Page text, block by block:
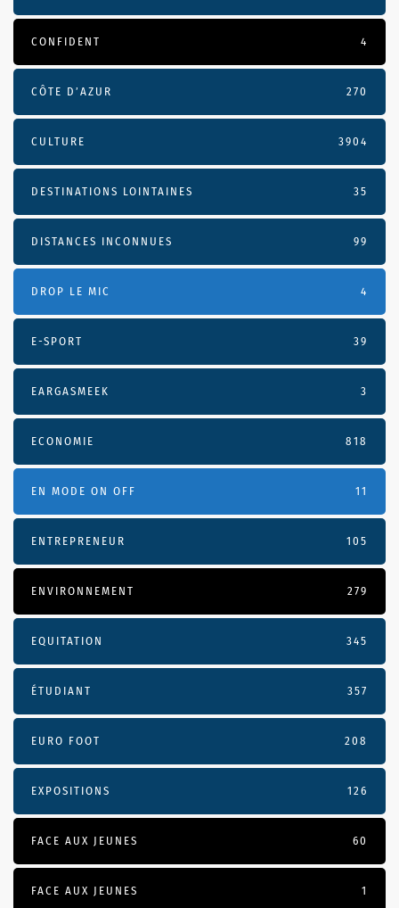
CONFIDENT 4
CÔTE D’AZUR 270
CULTURE 3904
DESTINATIONS LOINTAINES 35
DISTANCES INCONNUES 99
DROP LE MIC 4
E-SPORT 39
EARGASMEEK 3
ECONOMIE 818
EN MODE ON OFF 11
ENTREPRENEUR 105
ENVIRONNEMENT 279
EQUITATION 345
ÉTUDIANT 357
EURO FOOT 208
EXPOSITIONS 126
FACE AUX JEUNES 60
FACE AUX JEUNES 1